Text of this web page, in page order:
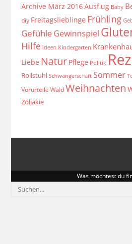
Archive März 2016Ausflug Baby
diy Freitagslieblinge Frühling
Gefühle Gewinnspiel
Hilfe Ideen Kindergarten
Liebe Natur Pflege Politik
Rollstuhl Schwangerschaft Sommer
Vorurteile Wald Weihnachten
Zöliakie
Was möchtest du